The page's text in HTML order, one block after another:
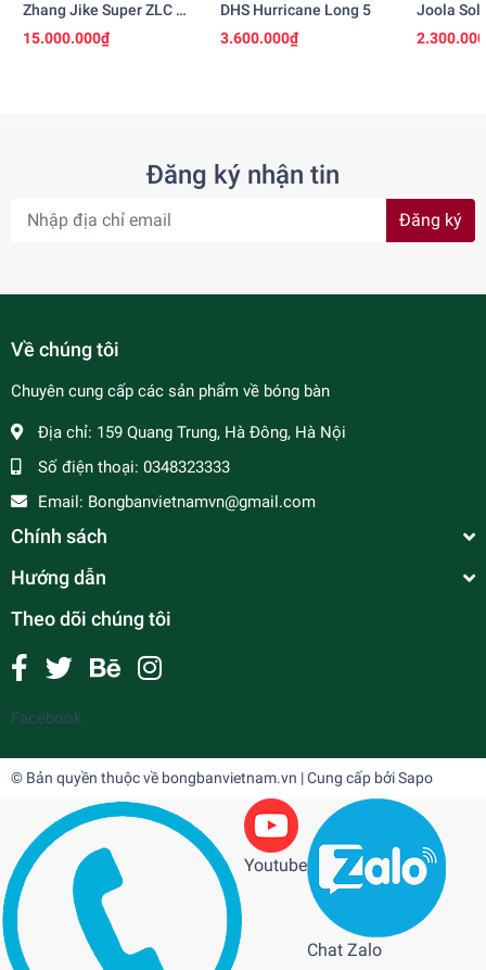
Zhang Jike Super ZLC -
Ngừng Sản Xuất
15.000.000₫
DHS Hurricane Long 5
3.600.000₫
Joola
Đăng ký nhận tin
Đăng ký
Về chúng tôi
Chuyên cung cấp các sản phẩm về bóng bàn
Địa chỉ: 159 Quang Trung, Hà Đông, Hà Nội
Số điện thoại: 0348323333
Email: Bongbanvietnamvn@gmail.com
Chính sách
Hướng dẫn
Theo dõi chúng tôi
Facebook
© Bản quyền thuộc về bongbanvietnam.vn | Cung cấp bởiSapo
Youtube
Chat Zalo